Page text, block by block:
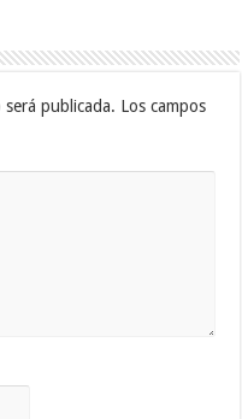
publicada. Los campos